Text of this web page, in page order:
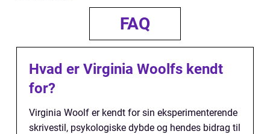
FAQ
Hvad er Virginia Woolfs kendt
for?
Virginia Woolf er kendt for sin eksperimenterende
skrivestil, psykologiske dybde og hendes bidrag til